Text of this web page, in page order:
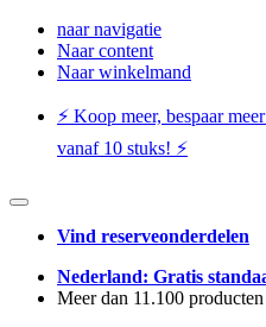
naar navigatie
Naar content
Naar winkelmand
⚡️ Koop meer, bespaar
vanaf 10 stuks! ⚡️
Vind reserveonderdelen
Nederland: Gratis
Meer dan 11.100 producten